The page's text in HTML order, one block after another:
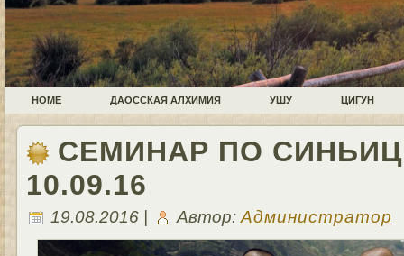
HOME ДАОССКАЯ АЛХИМИЯ УШУ ЦИГУН
СЕМИНАР ПО
10.09.16
19.08.2016 | Автор: Администратор